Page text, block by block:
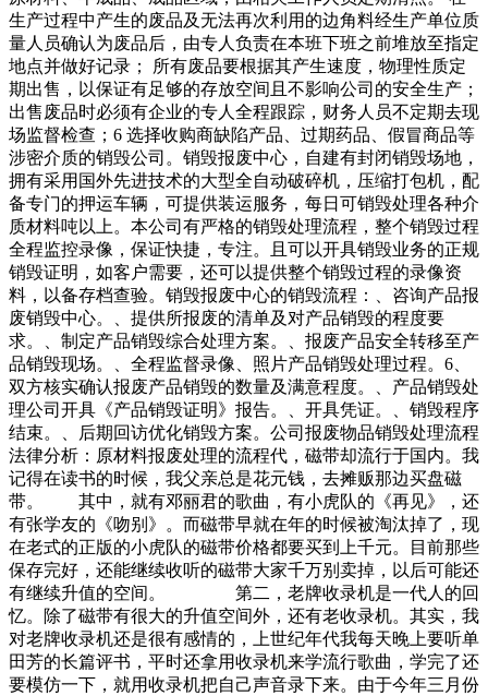
生产过程中产生的废品及无法再次利用的边角料经生产单位质
量人员确认为废品后，由专人负责在本班下班之前堆放至指定
地点并做好记录； 所有废品要根据其产生速度，物理性质定
期出售，以保证有足够的存放空间且不影响公司的安全生产；
出售废品时必须有企业的专人全程跟踪，财务人员不定期去现
场监督检查；6 选择收购商缺陷产品、过期药品、假冒商品等
涉密介质的销毁公司。销毁报废中心，自建有封闭销毁场地，
拥有采用国外先进技术的大型全自动破碎机，压缩打包机，配
备专门的押运车辆，可提供装运服务，每日可销毁处理各种介
质材料吨以上。本公司有严格的销毁处理流程，整个销毁过程
全程监控录像，保证快捷，专注。且可以开具销毁业务的正规
销毁证明，如客户需要，还可以提供整个销毁过程的录像资
料，以备存档查验。销毁报废中心的销毁流程：、咨询产品报
废销毁中心。、提供所报废的清单及对产品销毁的程度要
求。、制定产品销毁综合处理方案。、报废产品安全转移至产
品销毁现场。、全程监督录像、照片产品销毁处理过程。6、
双方核实确认报废产品销毁的数量及满意程度。、产品销毁处
理公司开具《产品销毁证明》报告。、开具凭证。、销毁程序
结束。、后期回访优化销毁方案。公司报废物品销毁处理流程
法律分析：原材料报废处理的流程代，磁带却流行于国内。我
记得在读书的时候，我父亲总是花元钱，去摊贩那边买盘磁
带。 其中，就有邓丽君的歌曲，有小虎队的《再见》，还
有张学友的《吻别》。而磁带早就在年的时候被淘汰掉了，现
在老式的正版的小虎队的磁带价格都要买到上千元。目前那些
保存完好，还能继续收听的磁带大家千万别卖掉，以后可能还
有继续升值的空间。 第二，老牌收录机是一代人的回
忆。除了磁带有很大的升值空间外，还有老收录机。其实，我
对老牌收录机还是很有感情的，上世纪年代我每天晚上要听单
田芳的长篇评书，平时还拿用收录机来学流行歌曲，学完了还
要模仿一下，就用收录机把自己声音录下来。由于今年三月份